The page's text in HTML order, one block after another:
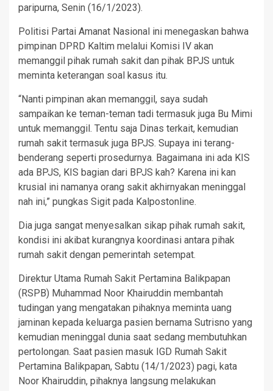
paripurna, Senin (16/1/2023).
Politisi Partai Amanat Nasional ini menegaskan bahwa
pimpinan DPRD Kaltim melalui Komisi IV akan
memanggil pihak rumah sakit dan pihak BPJS untuk
meminta keterangan soal kasus itu.
“Nanti pimpinan akan memanggil, saya sudah
sampaikan ke teman-teman tadi termasuk juga Bu Mimi
untuk memanggil. Tentu saja Dinas terkait, kemudian
rumah sakit termasuk juga BPJS. Supaya ini terang-
benderang seperti prosedurnya. Bagaimana ini ada KIS
ada BPJS, KIS bagian dari BPJS kah? Karena ini kan
krusial ini namanya orang sakit akhirnyakan meninggal
nah ini,” pungkas Sigit pada Kalpostonline.
Dia juga sangat menyesalkan sikap pihak rumah sakit,
kondisi ini akibat kurangnya koordinasi antara pihak
rumah sakit dengan pemerintah setempat.
Direktur Utama Rumah Sakit Pertamina Balikpapan
(RSPB) Muhammad Noor Khairuddin membantah
tudingan yang mengatakan pihaknya meminta uang
jaminan kepada keluarga pasien bernama Sutrisno yang
kemudian meninggal dunia saat sedang membutuhkan
pertolongan. Saat pasien masuk IGD Rumah Sakit
Pertamina Balikpapan, Sabtu (14/1/2023) pagi, kata
Noor Khairuddin, pihaknya langsung melakukan